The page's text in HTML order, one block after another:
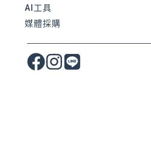
AI工具
媒體採購